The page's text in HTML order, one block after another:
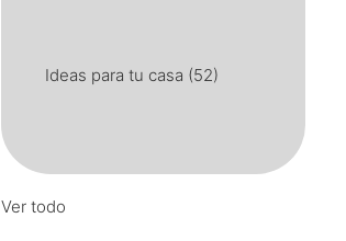
Ideas para tu casa (52)
Ver todo